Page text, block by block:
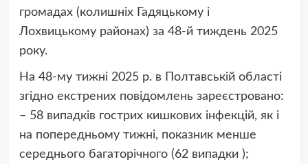
громадах (колишніх Гадяцькому і
Лохвицькому районах) за 48-й тиждень 2025
року.
На 48-му тижні 2025 р. в Полтавській області
згідно екстрених повідомлень зареєстровано:
– 58 випадків гострих кишкових інфекцій, як і
на попередньому тижні, показник менше
середнього багаторічного (62 випадки );